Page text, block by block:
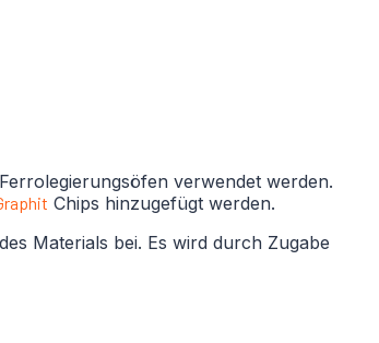
verwendet werden.
Chips hinzugefügt werden.
Materials bei. Es wird durch Zugabe